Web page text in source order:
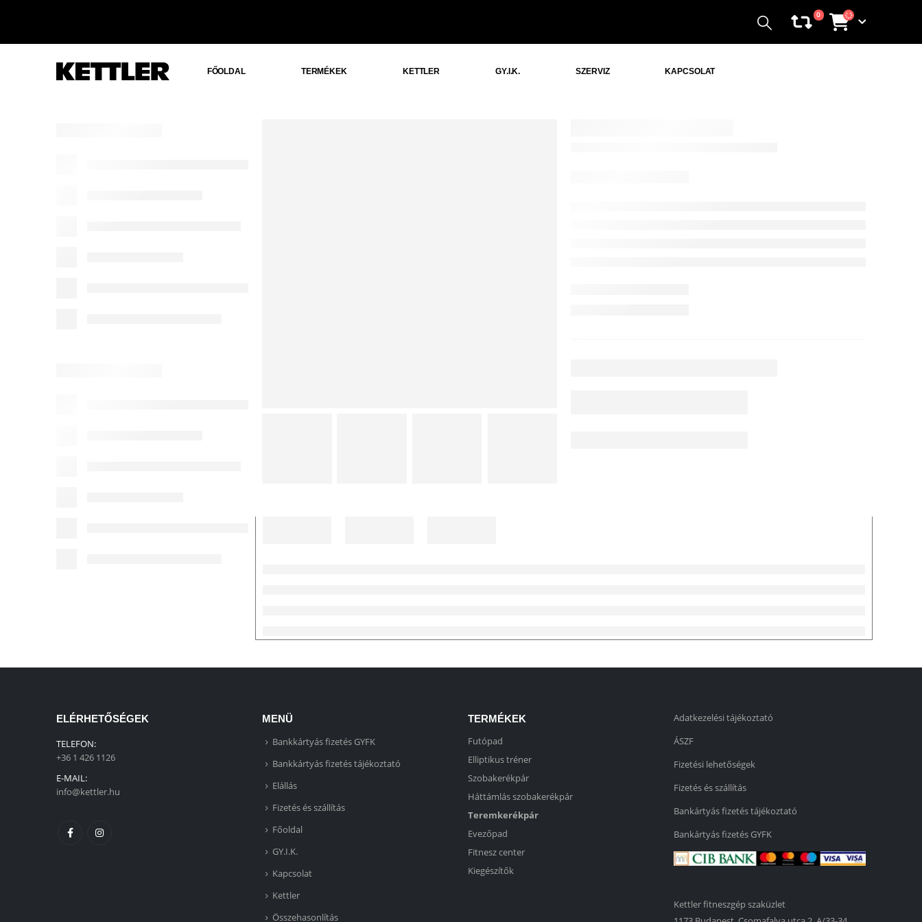
0
FŐOLDAL TERMÉKEK KETTLER GY.I.K. SZERVIZ KAPCSOLAT
ELÉRHETŐSÉGEK
TELEFON:
+36 1 426 1126
E-MAIL:
info@kettler.hu
MENÜ
Bankkártyás fizetés GYFK
Bankkártyás fizetés tájékoztató
Elállás
Fizetés és szállítás
Főoldal
GY.I.K.
Kapcsolat
Kettler
Összehasonlítás
TERMÉKEK
Futópad
Elliptikus tréner
Szobakerékpár
Háttámlás szobakerékpár
Teremkerékpár
Evezőpad
Fitnesz center
Kiegészítők
Adatkezelési tájékoztató
ÁSZF
Fizetési lehetőségek
Fizetés és szállítás
Bankártyás fizetés tájékoztató
Bankártyás fizetés GYFK
Kettler fitneszgép szaküzlet